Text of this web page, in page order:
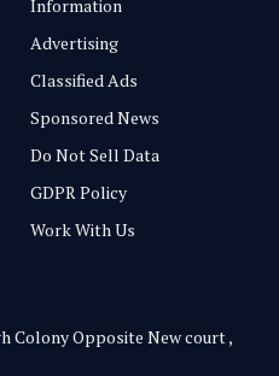
Information
Advertising
Classified Ads
Sponsored News
Do Not Sell Data
GDPR Policy
Work With Us
Colony Opposite New court ,